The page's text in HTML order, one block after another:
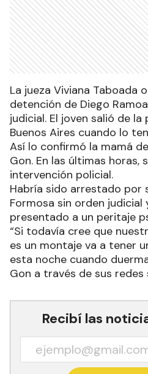
La jueza Viviana Taboada
detención de Diego
judicial. El joven salió de
Buenos Aires cuando lo
Así lo confirmó la mamá
Gon. En las últimas horas,
intervención policial.
Habría sido arrestado por
Formosa sin orden judicial
presentado a un peritaje
“Si todavía cree que
es un montaje va a tener
esta noche cuando
Gon a través de sus redes
Recibí las